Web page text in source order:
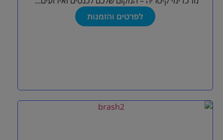
לפרטים והזמנות